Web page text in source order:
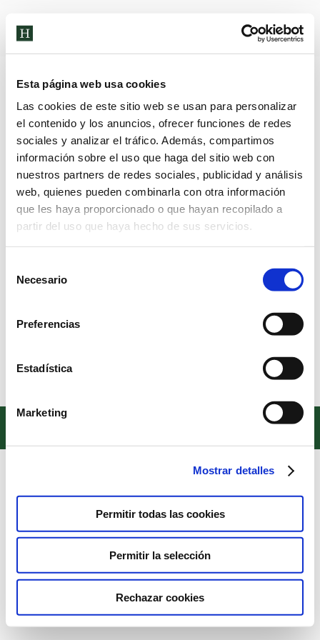
Esta página web usa cookies
Las cookies de este sitio web se usan para personalizar
el contenido y los anuncios, ofrecer funciones de redes
sociales y analizar el tráfico. Además, compartimos
información sobre el uso que haga del sitio web con
nuestros partners de redes sociales, publicidad y análisis
web, quienes pueden combinarla con otra información
que les haya proporcionado o que hayan recopilado a
partir del uso que haya hecho de sus servicios.
Necesario
Preferencias
Estadística
Marketing
Mostrar detalles
Permitir todas las cookies
Permitir la selección
Rechazar cookies
unicef
Noticias Por
Copyright © 2022. Todos los derechos reservados